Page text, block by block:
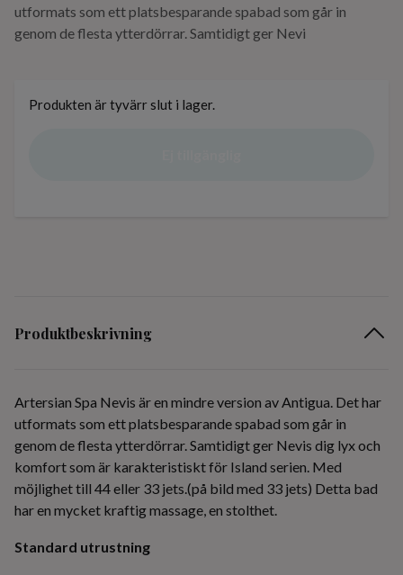
utformats som ett platsbesparande spabad som går in
genom de flesta ytterdörrar. Samtidigt ger Nevi
Produkten är tyvärr slut i lager.
Produktbeskrivning
Artersian Spa Nevis är en mindre version av Antigua. Det har
utformats som ett platsbesparande spabad som går in
genom de flesta ytterdörrar. Samtidigt ger Nevis dig lyx och
komfort som är karakteristiskt för Island serien. Med
möjlighet till 44 eller 33 jets.(på bild med 33 jets) Detta bad
har en mycket kraftig massage, en stolthet.
Standard utrustning